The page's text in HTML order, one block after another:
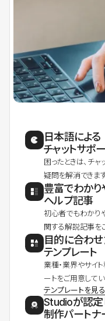
日本語による
チャットサポ
困ったときは、チ
疑問を解消できます
豊富でわかり
ヘルプ記事
初心者でもわかり
関する解説記事を
目的に合わ
テンプレート
業種・業界やサイ
ートをご用意してい
テンプレートを見る
Studioが認定
制作パートナ